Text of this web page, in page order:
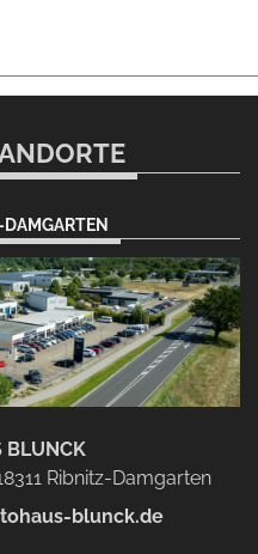
BLUNCK
Ribnitz-Damgarten
blunck.de